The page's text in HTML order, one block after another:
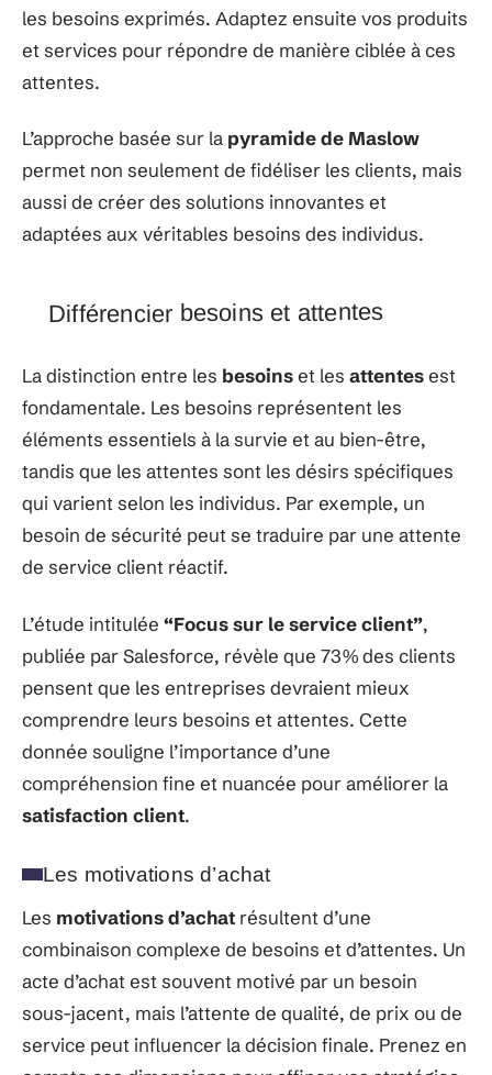
les besoins exprimés. Adaptez ensuite vos produits
et services pour répondre de manière ciblée à ces
attentes.
L’approche basée sur la pyramide de Maslow
permet non seulement de fidéliser les clients, mais
aussi de créer des solutions innovantes et
adaptées aux véritables besoins des individus.
Différencier besoins et attentes
La distinction entre les besoinset les attentesest
fondamentale. Les besoins représentent les
éléments essentiels à la survie et au bien-être,
tandis que les attentes sont les désirs spécifiques
qui varient selon les individus. Par exemple, un
besoin de sécurité peut se traduire par une attente
de service client réactif.
L’étude intitulée “Focus sur le service client”,
publiée par Salesforce, révèle que 73% des clients
pensent que les entreprises devraient mieux
comprendre leurs besoins et attentes. Cette
donnée souligne l’importance d’une
compréhension fine et nuancée pour améliorer la
satisfaction client.
Les motivations d’achat
Les motivations d’achat résultent d’une
combinaison complexe de besoins et d’attentes. Un
acte d’achat est souvent motivé par un besoin
sous-jacent, mais l’attente de qualité, de prix ou de
service peut influencer la décision finale. Prenez en